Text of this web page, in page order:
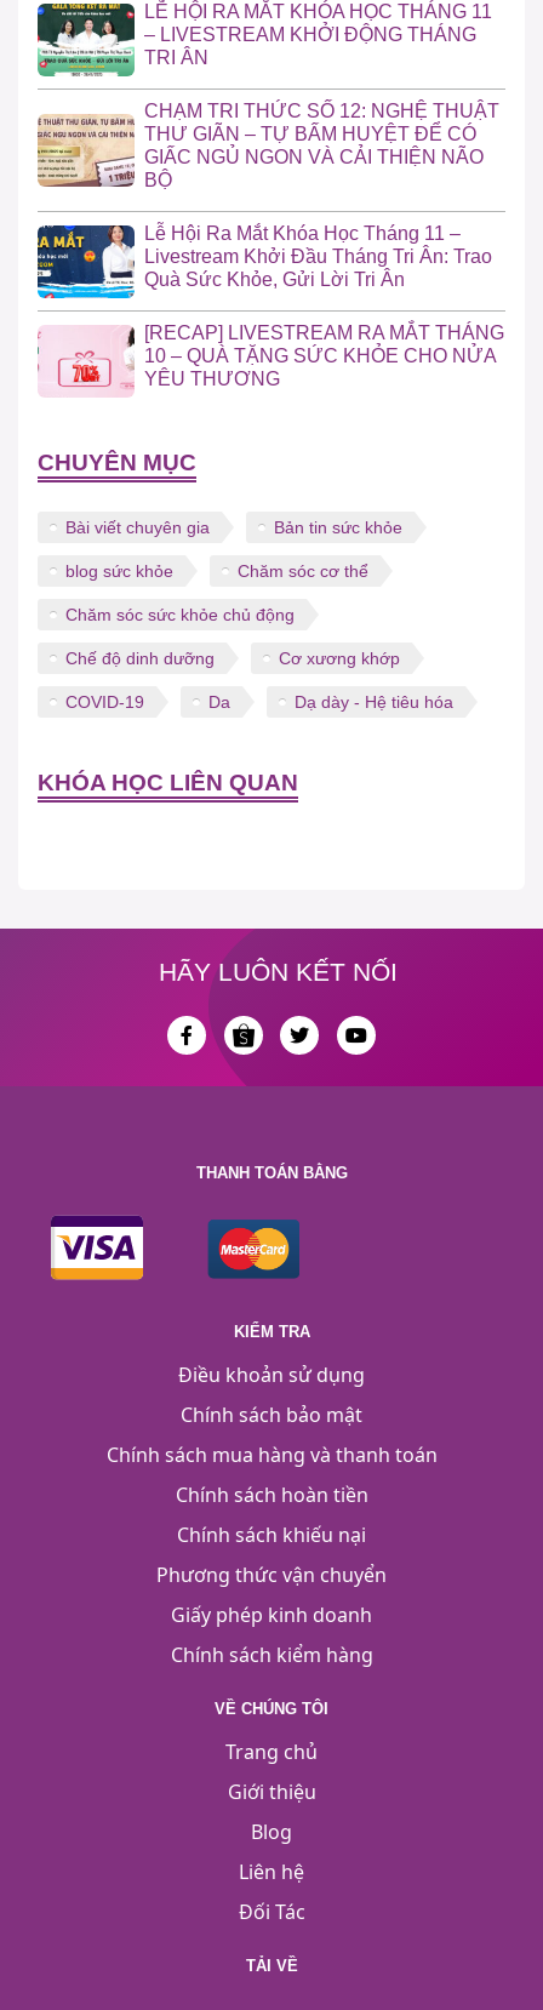
LỄ HỘI RA MẮT KHÓA HỌC THÁNG 11
– LIVESTREAM KHỞI ĐỘNG THÁNG
TRI ÂN
CHẠM TRI THỨC SỐ 12: NGHỆ THUẬT
THƯ GIÃN – TỰ BẤM HUYỆT ĐỂ CÓ
GIẤC NGỦ NGON VÀ CẢI THIỆN NÃO
BỘ
Lễ Hội Ra Mắt Khóa Học Tháng 11 –
Livestream Khởi Đầu Tháng Tri Ân: Trao
Quà Sức Khỏe, Gửi Lời Tri Ân
[RECAP] LIVESTREAM RA MẮT THÁNG
10 – QUÀ TẶNG SỨC KHỎE CHO NỬA
YÊU THƯƠNG
CHUYÊN MỤC
Bài viết chuyên gia Bản tin sức khỏe
blog sức khỏe Chăm sóc cơ thể
Chăm sóc sức khỏe chủ động
Chế độ dinh dưỡng Cơ xương khớp
COVID-19 Da Dạ dày - Hệ tiêu hóa
KHÓA HỌC LIÊN QUAN
HÃY LUÔN KẾT NỐI
THANH TOÁN BẰNG
KIỂM TRA
Điều khoản sử dụng
Chính sách bảo mật
Chính sách mua hàng và thanh toán
Chính sách hoàn tiền
Chính sách khiếu nại
Phương thức vận chuyển
Giấy phép kinh doanh
Chính sách kiểm hàng
VỀ CHÚNG TÔI
Trang chủ
Giới thiệu
Blog
Liên hệ
Đối Tác
TẢI VỀ